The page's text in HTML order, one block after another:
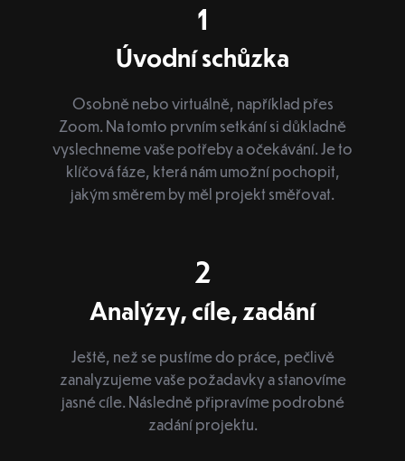
1
Úvodní schůzka
Osobně nebo virtuálně, například přes
Zoom. Na tomto prvním setkání si důkladně
vyslechneme vaše potřeby a očekávání. Je to
klíčová fáze, která nám umožní pochopit,
jakým směrem by měl projekt směřovat.
2
Analýzy, cíle, zadání
Ještě, než se pustíme do práce, pečlivě
zanalyzujeme vaše požadavky a stanovíme
jasné cíle. Následně připravíme podrobné
zadání projektu.